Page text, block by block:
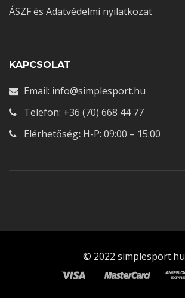
ÁSZF és Adatvédelmi nyilatkozat
KAPCSOLAT
Email: info@simplesport.hu
Telefon: +36 (70) 668 44 77
Elérhetőség: H-P: 09:00 – 15:00
© 2022 simplesport.hu